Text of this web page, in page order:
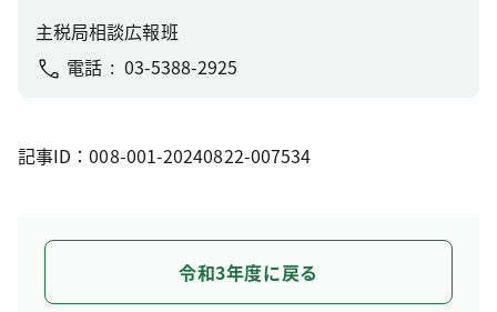
主税局相談広報班
電話
03-5388-2925
記事ID：008-001-20240822-007534
令和3年度に戻る